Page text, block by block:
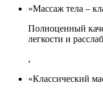
«Массаж тела –
Полноценный
легкости и
,
«Классический